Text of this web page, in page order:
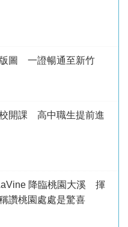
圖 一證暢通至新竹
開課 高中職生提前進
降臨桃園大溪 揮
讚桃園處處是驚喜